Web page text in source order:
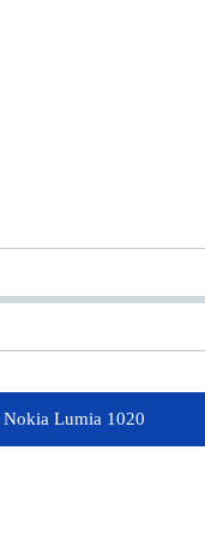
Nokia Lumia 1020